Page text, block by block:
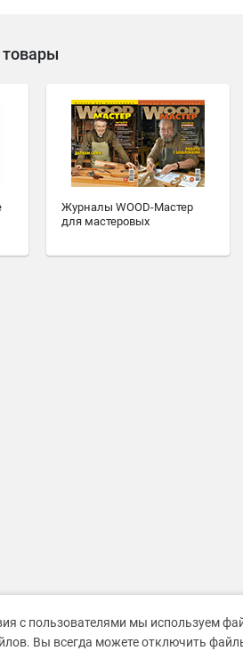
Журналы WOOD-Мастер
для мастеровых
с пользователями мы используем
Вы всегда можете отключить